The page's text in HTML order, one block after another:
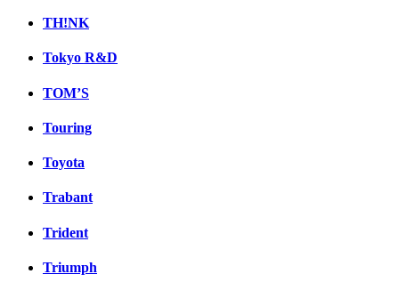
TH!NK
Tokyo R&D
TOM’S
Touring
Toyota
Trabant
Trident
Triumph